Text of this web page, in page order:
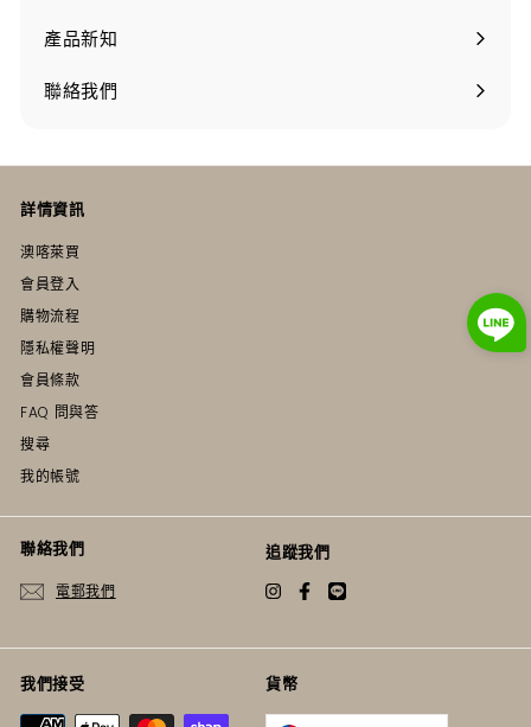
產品新知
聯絡我們
詳情資訊
澳喀萊買
會員登入
購物流程
隱私權聲明
會員條款
FAQ 問與答
搜尋
我的帳號
聯絡我們
電郵我們
追蹤我們
Instagram
Facebook
我們接受 貨幣